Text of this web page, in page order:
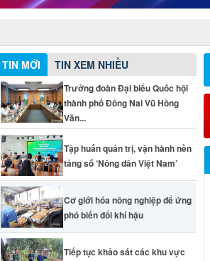
TIN MỚI TIN XEM NHIỀU
Trưởng đoàn Đại biểu Quốc hội
thành phố Đồng Nai Vũ Hồng
Văn...
Tập huấn quản trị, vận hành nền
tảng số ‘Nông dân Việt Nam’
Cơ giới hóa nông nghiệp để ứng
phó biến đổi khí hậu
Tiếp tục khảo sát các khu vực